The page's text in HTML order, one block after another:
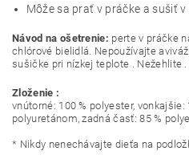
Môže sa prať v práčke a sušiť v
Návod na ošetrenie: perte v práčke
chlórové bielidlá. Nepoužívajte
sušičke pri nízkej teplote . Nežehlite
Zloženie :
vnútorné: 100 % polyester,
polyuretánom, zadná časť: 85 %
* Nikdy nenechávajte dieťa na